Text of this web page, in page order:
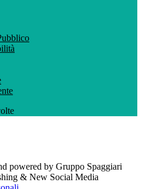
powered by Gruppo Spaggiari
& New Social Media